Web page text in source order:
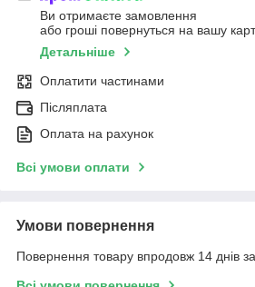
Ви отримаєте замовлення
або гроші повернуться на вашу
Детальніше
Оплатити частинами
Післяплата
Оплата на рахунок
Всі умови оплати
Умови повернення
Повернення товару впродовж 14 днів